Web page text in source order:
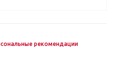
рекомендации